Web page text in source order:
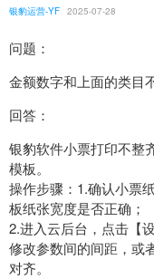
银豹运营-YF 2025-07-28
问题：
金额数字和上面的类目
回答：
银豹软件小票打印不整
模板。
操作步骤：1.确认小票
板纸张宽度是否正确；
2.进入云后台，点击【
修改参数间的间距，或
对齐。